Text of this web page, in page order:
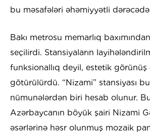
bu məsafələri əhəmiyyətli dərəcədə
Bakı metrosu memarlıq
seçilirdi. Stansiyaların
funksionallıq deyil, estetik görünüş
götürülürdü. “Nizami” stansiyası
nümunələrdən biri hesab olunur.
Azərbaycanın böyük şairi Nizami
əsərlərinə həsr olunmuş mozaik